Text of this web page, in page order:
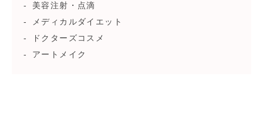
美容注射・点滴
メディカルダイエット
ドクターズコスメ
アートメイク